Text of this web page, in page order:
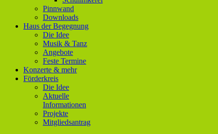
Pinnwand
Downloads
Haus der Begegnung
Die Idee
Musik & Tanz
Angebote
Feste Termine
Konzerte & mehr
Förderkreis
Die Idee
Aktuelle
Informationen
Projekte
Mitgliedsantrag